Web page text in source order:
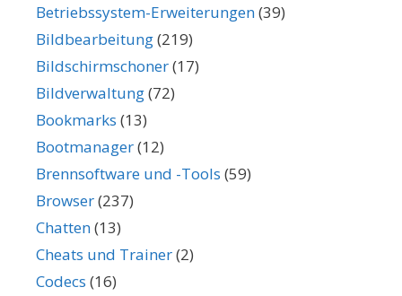
Betriebssystem-Erweiterungen(39)
Bildbearbeitung(219)
Bildschirmschoner(17)
Bildverwaltung(72)
Bookmarks (13)
Bootmanager(12)
Brennsoftware und -Tools (59)
Browser(237)
Chatten(13)
Cheats und Trainer(2)
Codecs (16)